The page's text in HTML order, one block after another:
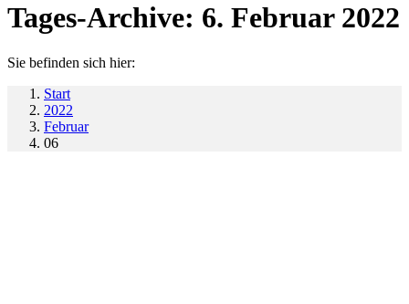
Tages-Archive: 6. Februar 2022
Sie befinden sich hier:
Start
2022
Februar
06